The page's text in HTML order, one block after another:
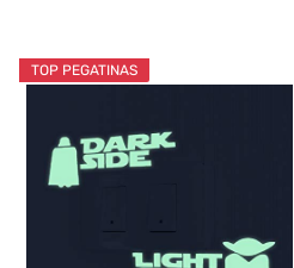
TOP PEGATINAS